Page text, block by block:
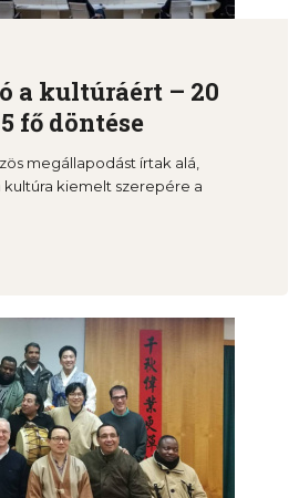
a kultúráért – 20
fő döntése
megállapodást írtak alá,
kiemelt szerepére a